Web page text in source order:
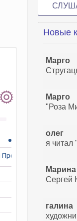
Новые
Марго
Марго
олег
Марина
галина